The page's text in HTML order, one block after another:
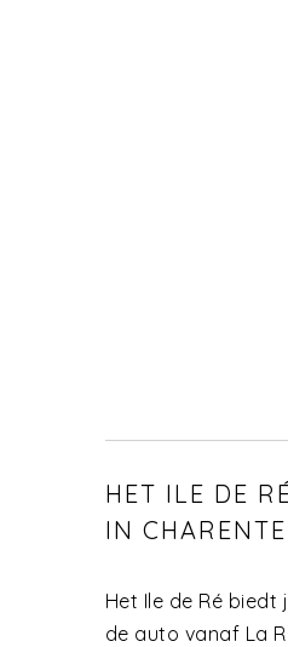
HET ILE DE
IN
Het Ile de Ré biedt
de auto vanaf La